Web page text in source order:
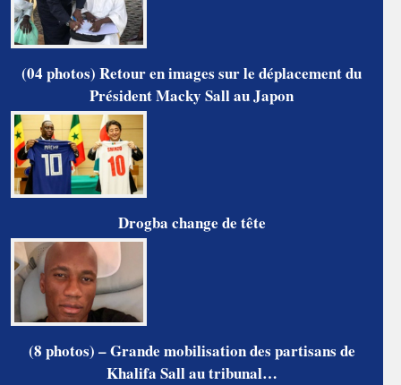
(04 photos) Retour en images sur le déplacement du
Président Macky Sall au Japon
Drogba change de tête
(8 photos) – Grande mobilisation des partisans de
Khalifa Sall au tribunal…